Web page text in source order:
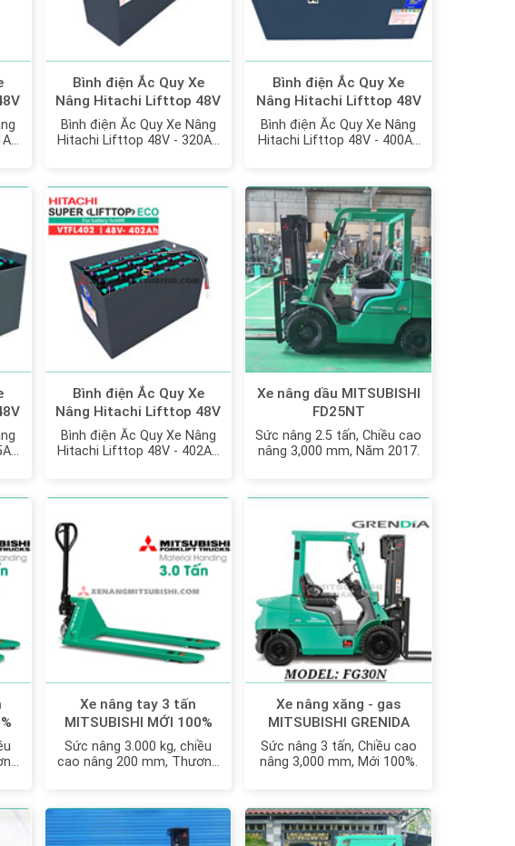
Bình điện Ắc Quy Xe
Nâng Hitachi Lifttop 48V
- 320Ah model: VTLF320
Bình điện Ắc Quy Xe Nâng
Hitachi Lifttop 48V - 320Ah
Bình điện Ắc Quy Xe
Nâng Hitachi Lifttop 48V
- 400Ah model:
VTDX400M
Bình điện Ắc Quy Xe Nâng
Hitachi Lifttop 48V - 400Ah
Bình điện Ắc Quy Xe
Nâng Hitachi Lifttop 48V
- 402Ah model: VTFL6
Bình điện Ắc Quy Xe Nâng
Hitachi Lifttop 48V - 402Ah
Xe nâng dầu MITSUBISHI
FD25NT
Sức nâng 2.5 tấn, Chiều cao
nâng 3,000 mm, Năm 2017.
Xe nâng tay 3 tấn
MITSUBISHI MỚI 100%
Sức nâng 3.000 kg, chiều
cao nâng 200 mm, Thương
Xe nâng xăng - gas
MITSUBISHI GRENIDA
FG30N MỚI 100%
Sức nâng 3 tấn, Chiều cao
nâng 3,000 mm, Mới 100%.